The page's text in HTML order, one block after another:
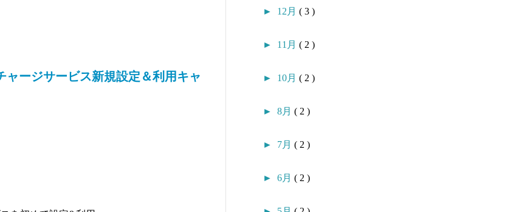
ージサービス新規設定＆利用キャ
► 12月 ( 3 )
► 11月 ( 2 )
► 10月 ( 2 )
► 8月 ( 2 )
► 7月 ( 2 )
► 6月 ( 2 )